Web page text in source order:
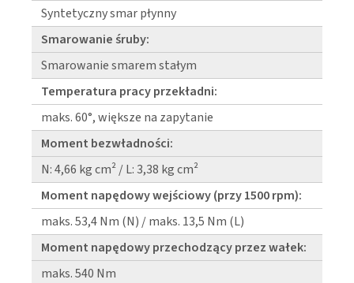
Syntetyczny smar płynny
Smarowanie śruby:
Smarowanie smarem stałym
Temperatura pracy przekładni:
maks. 60°, większe na zapytanie
Moment bezwładności:
N: 4,66 kg cm² / L: 3,38 kg cm²
Moment napędowy wejściowy (przy 1500 rpm):
maks. 53,4 Nm (N) / maks. 13,5 Nm (L)
Moment napędowy przechodzący przez wałek:
maks. 540 Nm